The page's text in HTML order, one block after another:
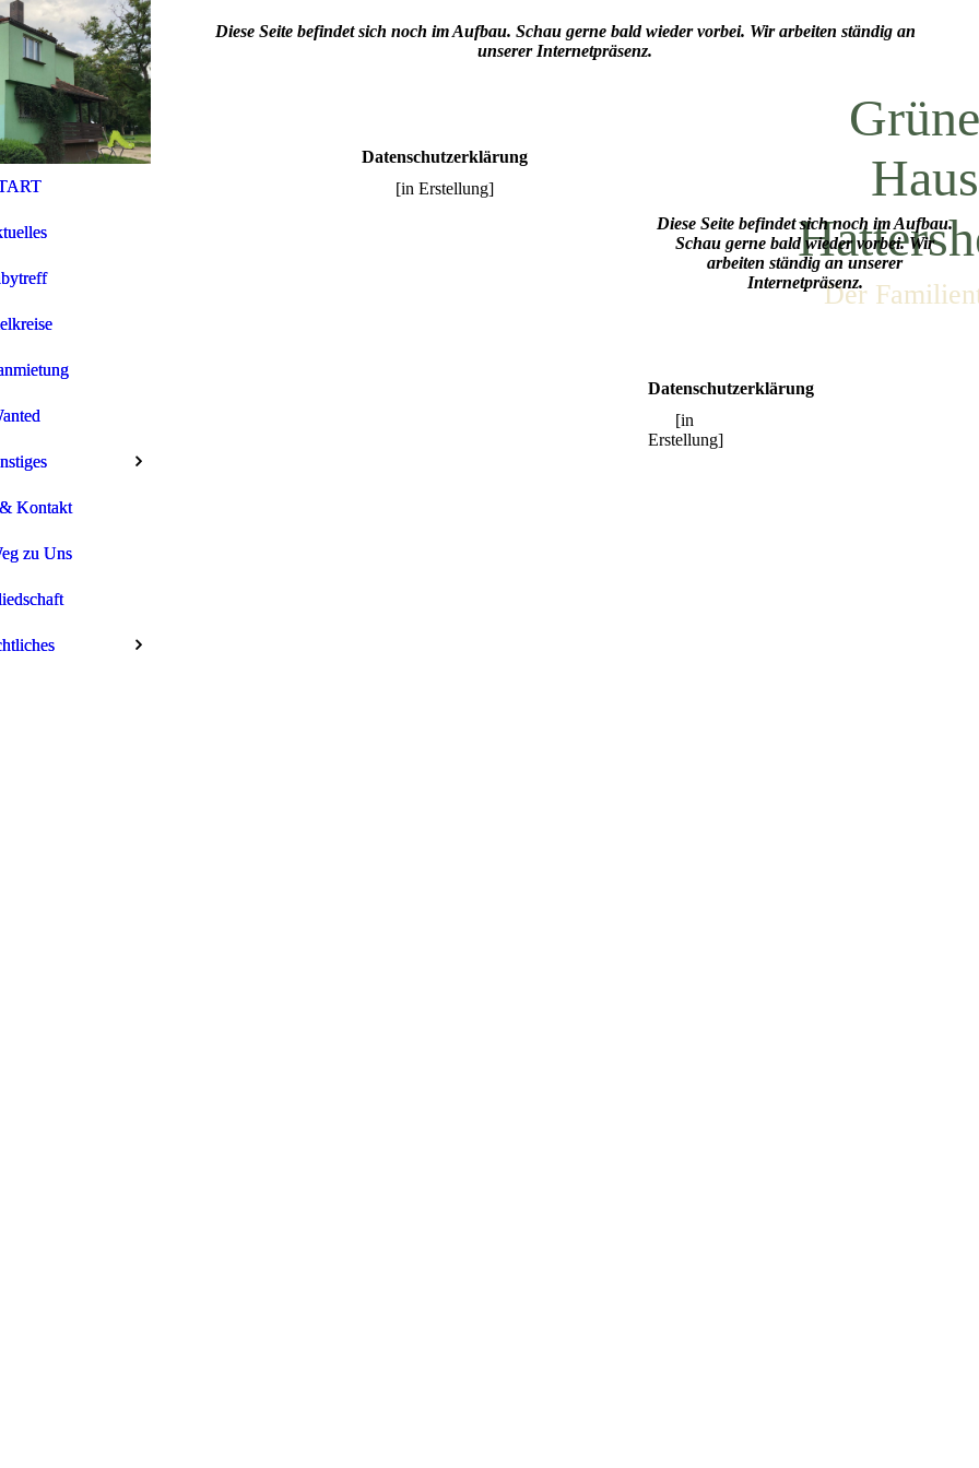
Kontakt
zu Uns
Diese Seite befindet sich noch im Aufbau. Schau gerne bald wieder vorbei. Wir arbeiten ständig an
unserer Internetpräsenz.
Datenschutzerklärung
[in Erstellung]
Haus
Der
Kontakt
zu Uns
Diese Seite befindet sich noch im Aufbau.
Schau gerne bald wieder vorbei. Wir
arbeiten ständig an unserer
Internetpräsenz.
Datenschutzerklärung
[in
Erstellung]